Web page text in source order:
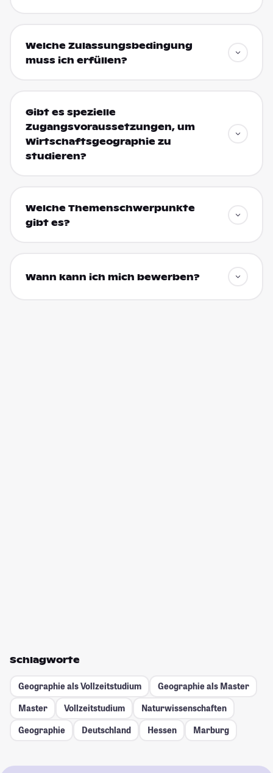
Welche Zulassungsbedingung
muss ich erfüllen?
Gibt es spezielle
Zugangsvoraussetzungen, um
Wirtschaftsgeographie zu
studieren?
Welche Themenschwerpunkte
gibt es?
Wann kann ich mich bewerben?
Schlagworte
Geographie als Vollzeitstudium
Geographie als Master
Master
Vollzeitstudium
Naturwissenschaften
Geographie
Deutschland Hessen Marburg